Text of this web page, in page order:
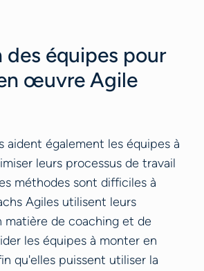
des équipes pour
œuvre Agile
aident également les équipes à
leurs processus de travail
méthodes sont difficiles à
Agiles utilisent leurs
de coaching et de
les équipes à monter en
qu'elles puissent utiliser la